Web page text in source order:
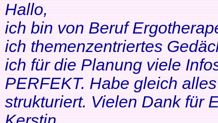
Hallo,
ich bin von Beruf
ich themenzentriertes
ich für die Planung viele
PERFEKT. Habe gleich
strukturiert. Vielen Dank für